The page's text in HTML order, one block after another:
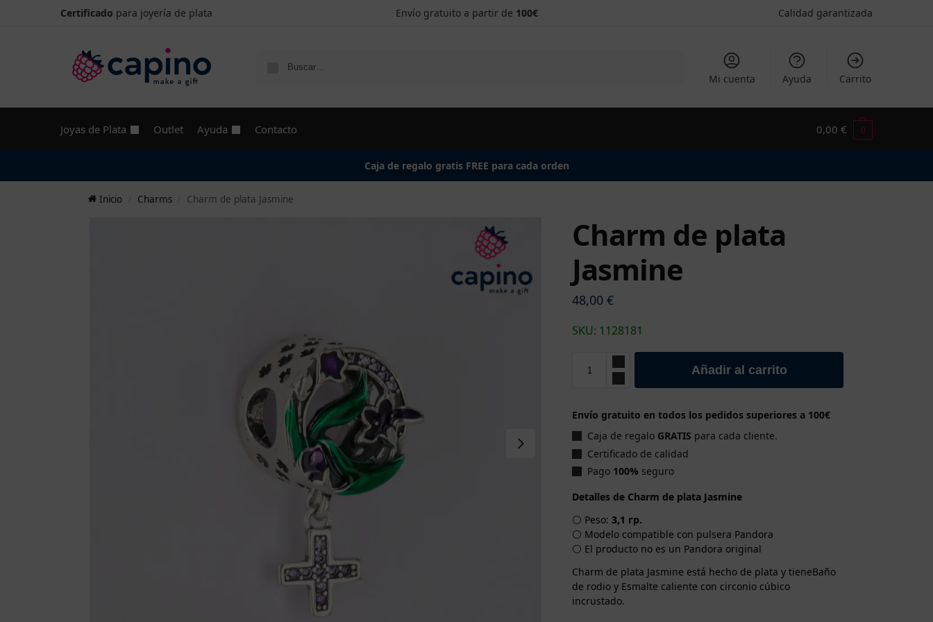
Certificado para joyería de plata Envío gratuito a partir de 100€ Calidad garantizada
Mi cuenta Ayuda Carrito
Joyas de Plata Outlet Ayuda Contacto 0,00 € 0
Caja de regalo gratis FREE para cada orden
Inicio Charms Charm de plata Jasmine
Charm de plata
Jasmine
48,00€
SKU: 1128181
Añadir al carrito
Envío gratuito en todos los pedidos superiores a 100€
Caja de regalo GRATIS para cada cliente.
Certificado de calidad
Pago 100% seguro
Detalles de Charm de plata Jasmine
⚪ Peso:3,1 гр.
⚪ Modelo compatible con pulsera Pandora
⚪ El producto no es un Pandora original
Charm de plata Jasmine está hecho de plata y tieneBaño
de rodio y Esmalte caliente con circonio cúbico
incrustado.